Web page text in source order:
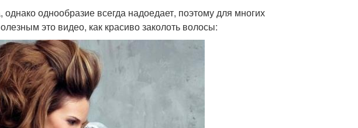
однообразие всегда надоедает, поэтому для многих
это видео, как красиво заколоть волосы: